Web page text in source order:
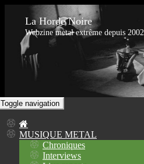
La Horde Noire
Webzine metal extrême depuis 2002
Toggle navigation
MUSIQUE METAL
Chroniques
Interviews